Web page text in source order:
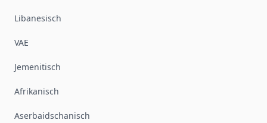
Libanesisch
VAE
Jemenitisch
Afrikanisch
Aserbaidschanisch